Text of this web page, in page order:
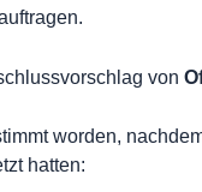
von
worden,
hatten: